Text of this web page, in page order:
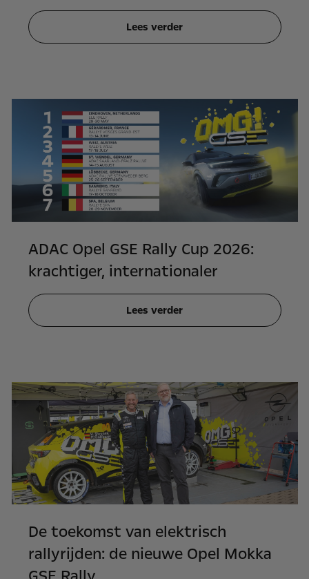
Lees verder
ADAC Opel GSE Rally Cup 2026:
krachtiger, internationaler
Lees verder
De toekomst van elektrisch
rallyrijden: de nieuwe Opel Mokka